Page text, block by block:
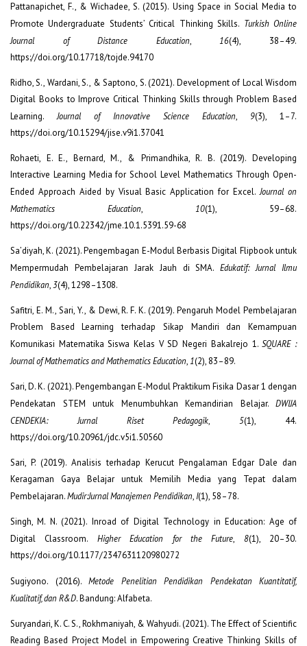
Pattanapichet, F., & Wichadee, S. (2015). Using Space in Social Media to
Promote Undergraduate Students’ Critical Thinking Skills. Turkish Online
Journal of Distance Education,16(4), 38–49.
https://doi.org/10.17718/tojde.94170
Ridho, S., Wardani, S., & Saptono, S. (2021). Development of Local Wisdom
Digital Books to Improve Critical Thinking Skills through Problem Based
Learning.Journal of Innovative Science Education, 9(3), 1–7.
https://doi.org/10.15294/jise.v9i1.37041
Rohaeti, E. E., Bernard, M., & Primandhika, R. B. (2019). Developing
Interactive Learning Media for School Level Mathematics Through Open-
Ended Approach Aided by Visual Basic Application for Excel.Journal on
Mathematics Education, 10(1), 59–68.
https://doi.org/10.22342/jme.10.1.5391.59-68
Sa’diyah, K. (2021). Pengembagan E-Modul Berbasis Digital Flipbook untuk
Mempermudah Pembelajaran Jarak Jauh di SMA.Edukatif: Jurnal Ilmu
Pendidikan, 3(4), 1298–1308.
Safitri, E. M., Sari, Y., & Dewi, R. F. K. (2019). Pengaruh Model Pembelajaran
Problem Based Learning terhadap Sikap Mandiri dan Kemampuan
Komunikasi Matematika Siswa Kelas V SD Negeri Bakalrejo 1.SQUARE :
Journal of Mathematics and Mathematics Education, 1(2), 83–89.
Sari, D. K. (2021). Pengembangan E-Modul Praktikum Fisika Dasar 1 dengan
Pendekatan STEM untuk Menumbuhkan Kemandirian Belajar. DWIJA
CENDEKIA: Jurnal Riset Pedagogik,5(1), 44.
https://doi.org/10.20961/jdc.v5i1.50560
Sari, P. (2019). Analisis terhadap Kerucut Pengalaman Edgar Dale dan
Keragaman Gaya Belajar untuk Memilih Media yang Tepat dalam
Pembelajaran.Mudir:Jurnal Manajemen Pendidikan, I(1), 58–78.
Singh, M. N. (2021). Inroad of Digital Technology in Education: Age of
Digital Classroom. Higher Education for the Future, 8(1), 20–30.
https://doi.org/10.1177/2347631120980272
Sugiyono. (2016). Metode Penelitian Pendidikan Pendekatan Kuantitatif,
Kualitatif, dan R&D. Bandung: Alfabeta.
Suryandari, K. C. S., Rokhmaniyah, & Wahyudi. (2021). The Effect of Scientific
Reading Based Project Model in Empowering Creative Thinking Skills of